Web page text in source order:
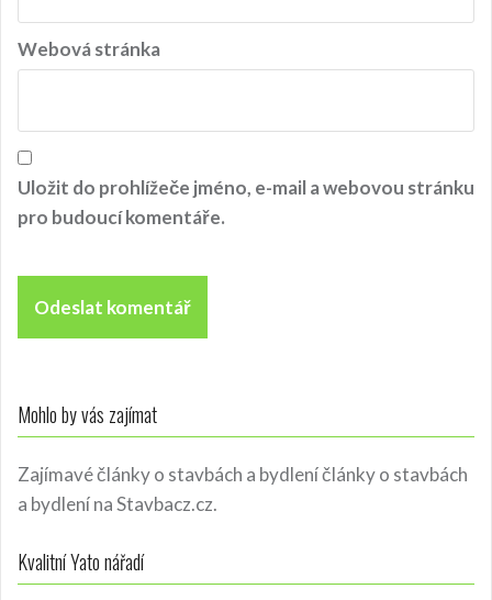
Webová stránka
Uložit do prohlížeče jméno, e-mail a webovou stránku
pro budoucí komentáře.
Mohlo by vás zajímat
Zajímavé články o stavbách a bydleníčlánky o stavbách
a bydlenína Stavbacz.cz.
Kvalitní Yato nářadí